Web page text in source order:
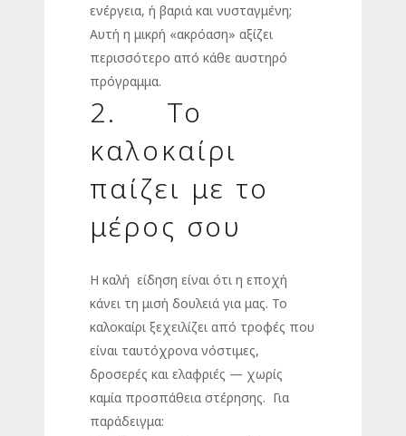
ενέργεια, ή βαριά και νυσταγμένη;
Αυτή η μικρή «ακρόαση» αξίζει
περισσότερο από κάθε αυστηρό
πρόγραμμα.
2. Το
καλοκαίρι
παίζει με το
μέρος σου
Η καλή είδηση είναι ότι η εποχή
κάνει τη μισή δουλειά για μας. Το
καλοκαίρι ξεχειλίζει από τροφές που
είναι ταυτόχρονα νόστιμες,
δροσερές και ελαφριές — χωρίς
καμία προσπάθεια στέρησης. Για
παράδειγμα: